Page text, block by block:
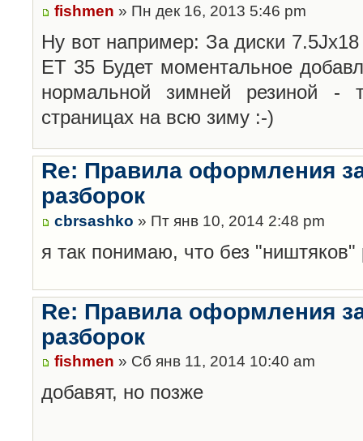
fishmen » Пн дек 16, 2013 5:46 pm
Ну вот например: За диски
ET 35 Будет моментальное
нормальной зимней резиной
страницах на всю зиму :-)
Re: Правила оформления
разборок
cbrsashko » Пт янв 10, 2014 2:48 pm
я так понимаю, что без "ништяков"
Re: Правила оформления
разборок
fishmen » Сб янв 11, 2014 10:40 am
добавят, но позже